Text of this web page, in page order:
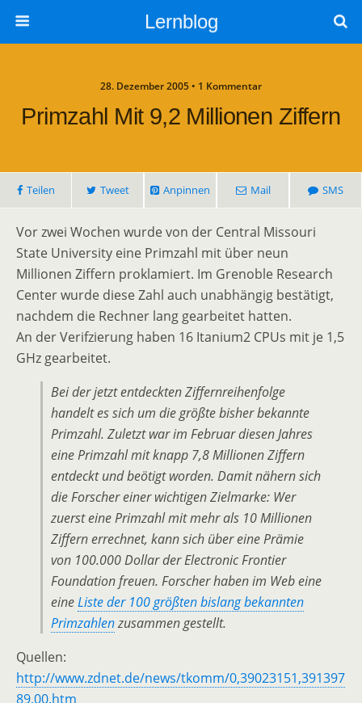
Lernblog
28. Dezember 2005 • 1 Kommentar
Primzahl Mit 9,2 Millionen Ziffern
Teilen Tweet Anpinnen Mail SMS
Vor zwei Wochen wurde von der Central Missouri
State University eine Primzahl mit über neun
Millionen Ziffern proklamiert. Im Grenoble Research
Center wurde diese Zahl auch unabhängig bestätigt,
nachdem die Rechner lang gearbeitet hatten.
An der Verifzierung haben 16 Itanium2 CPUs mit je 1,5
GHz gearbeitet.
Bei der jetzt entdeckten Ziffernreihenfolge
handelt es sich um die größte bisher bekannte
Primzahl. Zuletzt war im Februar diesen Jahres
eine Primzahl mit knapp 7,8 Millionen Ziffern
entdeckt und beötigt worden. Damit nähern sich
die Forscher einer wichtigen Zielmarke: Wer
zuerst eine Primzahl mit mehr als 10 Millionen
Ziffern errechnet, kann sich über eine Prämie
von 100.000 Dollar der Electronic Frontier
Foundation freuen. Forscher haben im Web eine
eineListe der 100 größten bislang bekannten
Primzahlenzusammen gestellt.
Quellen:
http://www.zdnet.de/news/tkomm/0,39023151,391397
89,00.htm